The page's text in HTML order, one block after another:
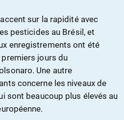
sur la rapidité avec
pesticides au Brésil, et
enregistrements ont été
jours du
Une autre
concerne les niveaux de
sont beaucoup plus élevés au